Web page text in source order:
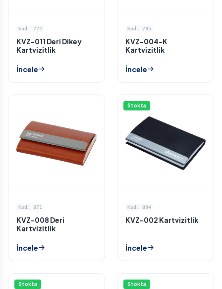
Kod: 772
KVZ-011 Deri Dikey
Kartvizitlik
İncele
Kod: 795
KVZ-004-K
Kartvizitlik
İncele
Kod: 871
KVZ-008 Deri
Kartvizitlik
İncele
Stokta
Kod: 894
KVZ-002 Kartvizitlik
İncele
Stokta Stokta